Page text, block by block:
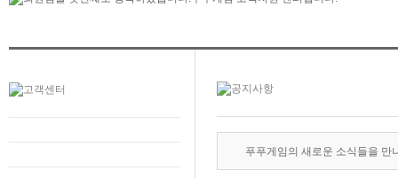
푸푸게임의 새로운 소식들을 만